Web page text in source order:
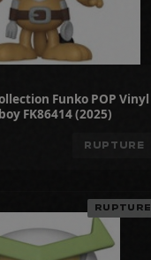
Funko POP Vinyl
FK86414 (2025)
RUPTURE
RUPTURE